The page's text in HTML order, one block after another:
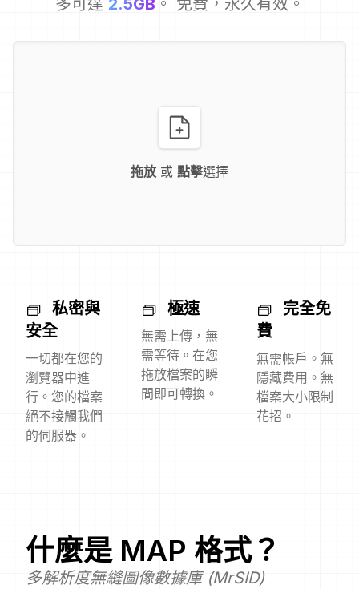
多可達 2.5GB 。 免費，永久有效。
拖放 或 點擊選擇
私密與
安全
一切都在您的
瀏覽器中進
行。您的檔案
絕不接觸我們
的伺服器。
極速
無需上傳，無
需等待。在您
拖放檔案的瞬
間即可轉換。
完全免
費
無需帳戶。無
隱藏費用。無
檔案大小限制
花招。
什麼是 MAP 格式？
多解析度無縫圖像數據庫 (MrSID)